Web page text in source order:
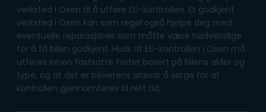
verksted i Osen til å utføre EU-kontrollen. Et godkjent
verksted i Osen kan som regel også hjelpe deg med
eventuelle reparasjoner som måtte være nødvendige
for å få bilen godkjent. Husk at EU-kontrollen i Osen må
utføres innen fastsatte frister basert på bilens alder og
type, og at det er bileierens ansvar å sørge for at
kontrollen gjennomføres til rett tid.